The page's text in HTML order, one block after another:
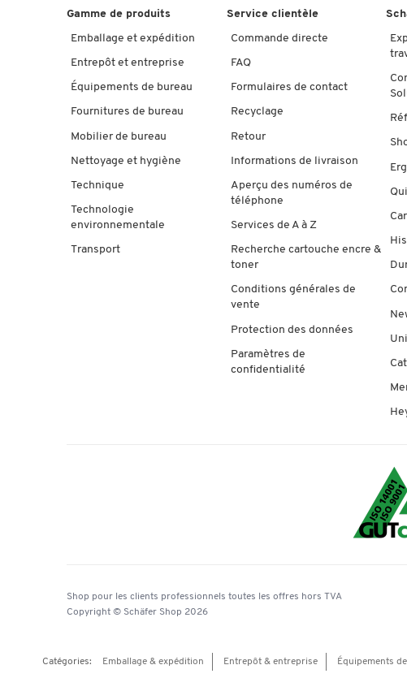
Gamme de produits
Emballage et expédition
Entrepôt et entreprise
Équipements de bureau
Fournitures de bureau
Mobilier de bureau
Nettoyage et hygiène
Technique
Technologie
environnementale
Transport
Service clientèle
Commande directe
FAQ
Formulaires de contact
Recyclage
Retour
Informations de livraison
Aperçu des numéros de
téléphone
Services de A à Z
Recherche cartouche encre &
toner
Conditions générales de
vente
Protection des données
Paramètres de
confidentialité
Shop pour les clients professionnels toutes les offres hors TVA
Copyright © Schäfer Shop 2026
Catégories: Emballage & expédition Entrepôt & entreprise Équipements